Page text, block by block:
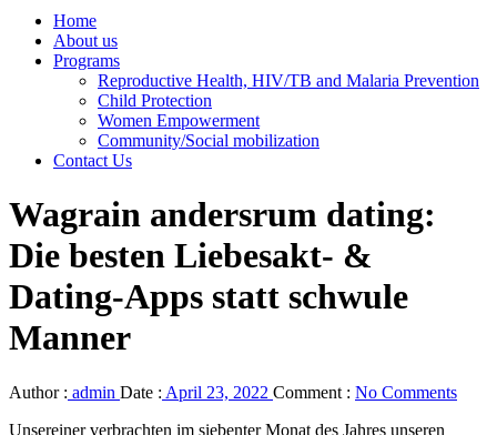
Home
About us
Programs
Reproductive Health, HIV/TB and Malaria Prevention
Child Protection
Women Empowerment
Community/Social mobilization
Contact Us
Wagrain andersrum dating:
Die besten Liebesakt- &
Dating-Apps statt schwule
Manner
Author : admin Date : April 23, 2022 Comment : No Comments
Unsereiner verbrachten im siebenter Monat des Jahres unseren